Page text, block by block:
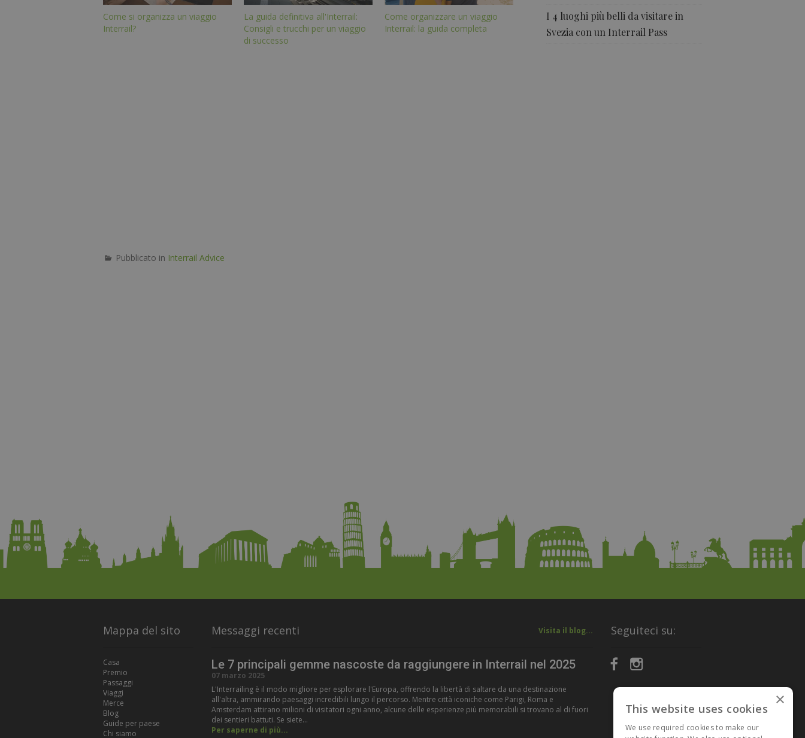
Come si organizza un viaggio
Interrail?
La guida definitiva all'Interrail:
Consigli e trucchi per un viaggio
di successo
Come organizzare un viaggio
Interrail: la guida completa
Pubblicato in Interrail Advice
I 4 luoghi più belli da visitare in
Svezia con un Interrail Pass
Mappa del sito
Casa
Premio
Passaggi
Viaggi
Merce
Blog
Guide per paese
Chi siamo
Messaggi recenti Visita il blog...
Le 7 principali gemme nascoste da raggiungere in Interrail nel 2025
07 marzo 2025
L'Interrailing è il modo migliore per esplorare l'Europa, offrendo la libertà di saltare da una destinazione
all'altra, ammirando paesaggi incredibili lungo il percorso. Mentre città iconiche come Parigi, Roma e
Amsterdam attirano milioni di visitatori ogni anno, alcune delle esperienze più memorabili si trovano al di fuori
dei sentieri battuti. Se siete...
Per saperne di più...
Seguiteci su:
×
This website uses cookies
We use required cookies to make our